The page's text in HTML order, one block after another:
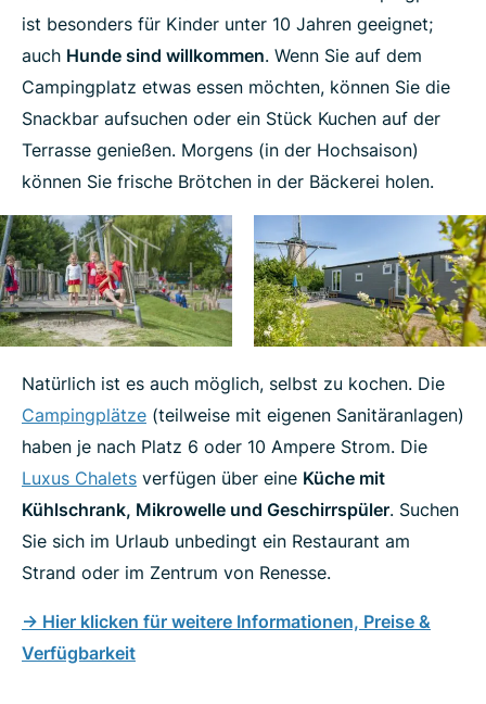
ist besonders für Kinder unter 10 Jahren geeignet;
auch Hunde sind willkommen. Wenn Sie auf dem
Campingplatz etwas essen möchten, können Sie die
Snackbar aufsuchen oder ein Stück Kuchen auf der
Terrasse genießen. Morgens (in der Hochsaison)
können Sie frische Brötchen in der Bäckerei holen.
Natürlich ist es auch möglich, selbst zu kochen. Die
Campingplätze (teilweise mit eigenen Sanitäranlagen)
haben je nach Platz 6 oder 10 Ampere Strom. Die
Luxus Chalets verfügen über eine Küche mit
Kühlschrank, Mikrowelle und Geschirrspüler. Suchen
Sie sich im Urlaub unbedingt ein Restaurant am
Strand oder im Zentrum von Renesse.
-> Hier klicken für weitere Informationen, Preise &
Verfügbarkeit